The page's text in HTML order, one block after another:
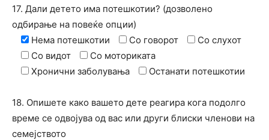
17. Дали детето има потешкотии? (дозволено
одбирање на повеќе опции)
Нема потешкотии
Со говорот
Со слухот
Со видот
Со моториката
Хронични заболувања
Останати потешкотии
18. Опишете како вашето дете реагира кога подолго
време се одвојува од вас или други блиски членови на
семејството